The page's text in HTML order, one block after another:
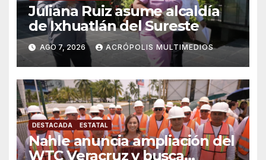
Juliana Ruiz asume alcaldía
de Ixhuatlán del Sureste
AGO 7, 2026 ACRÓPOLIS MULTIMEDIOS
DESTACADA ESTATAL
Nahle anuncia ampliación del
WTC Veracruz y busca